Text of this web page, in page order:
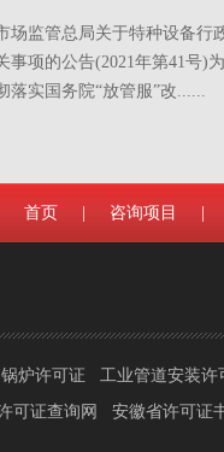
场监管总局关于特种设备行
事项的公告(2021年第41号)
落实国务院“放管服”改......
首页 咨询项目
锅炉许可证 工业管道安装许
可证查询网 安徽省许可证